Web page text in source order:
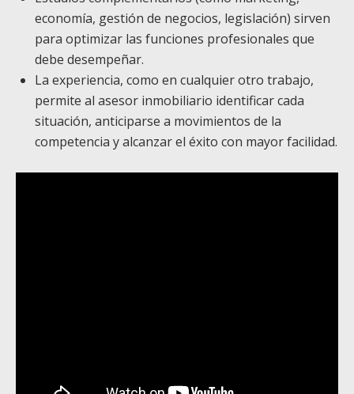
economía, gestión de negocios, legislación) sirven
para optimizar las funciones profesionales que
debe desempeñar.
La experiencia, como en cualquier otro trabajo,
permite al asesor inmobiliario identificar cada
situación, anticiparse a movimientos de la
competencia y alcanzar el éxito con mayor facilidad.